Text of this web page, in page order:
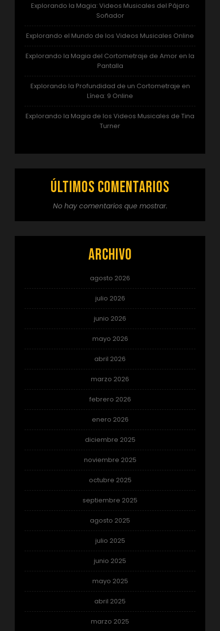
Explorando la Magia: Videos Musicales del Pájaro
Soñador
Explorando el Mundo de los Videos Musicales Online
Explorando la Magia del Cortometraje de Amor en la
Pantalla
Explorando la Profundidad de un Cortometraje en
Línea: 9 Online
Explorando la Magia de los Videos Musicales de Tina
Turner
Últimos comentarios
No hay comentarios que mostrar.
Archivo
agosto 2026
julio 2026
junio 2026
mayo 2026
abril 2026
marzo 2026
febrero 2026
enero 2026
diciembre 2025
noviembre 2025
octubre 2025
septiembre 2025
agosto 2025
julio 2025
junio 2025
mayo 2025
abril 2025
marzo 2025